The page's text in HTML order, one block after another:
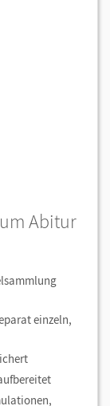
Abitur
einzeln,